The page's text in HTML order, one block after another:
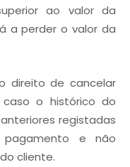
ao valor da
a perder o valor da
direito de cancelar
o histórico do
registadas
e não
cliente.